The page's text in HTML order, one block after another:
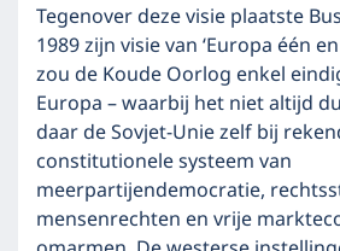
Tegenover deze visie plaatste
1989 zijn visie van ‘Europa één
zou de Koude Oorlog enkel
Europa – waarbij het niet altijd
daar de Sovjet-Unie zelf bij
constitutionele systeem van
meerpartijendemocratie,
mensenrechten en vrije